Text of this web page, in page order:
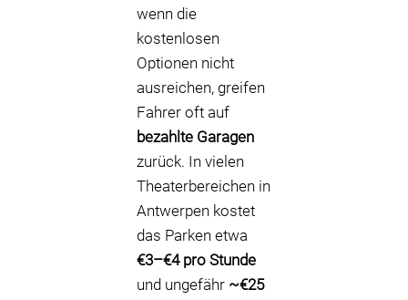
wenn die
kostenlosen
Optionen nicht
ausreichen, greifen
Fahrer oft auf
bezahlte Garagen
zurück. In vielen
Theaterbereichen in
Antwerpen kostet
das Parken etwa
€3–€4 pro Stunde
und ungefähr ~€25